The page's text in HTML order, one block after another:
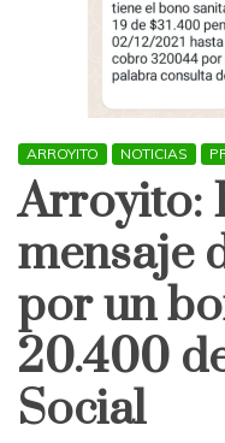
ARROYITO NOTICIAS
Arroyito:
mensaje
por un
20.400
Social